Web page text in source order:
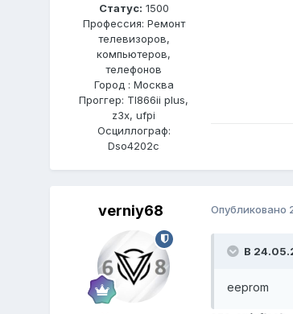
Статус: 1500
Профессия: Ремонт
телевизоров,
компьютеров,
телефонов
Город : Москва
Проггер: Tl866ii plus,
z3x, ufpi
Осциллограф:
Dso4202c
verniy68 Опубликовано
В
eeprom